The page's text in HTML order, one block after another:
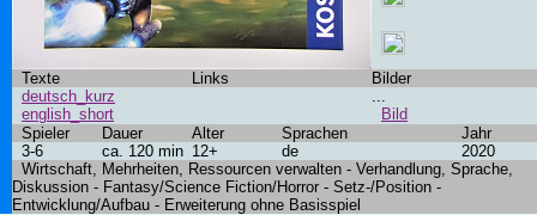
Texte Links
Bilder
deutsch_kurz
english_short
...
Bild
Spieler
Dauer Alter Sprachen
Jahr
3-6
ca. 120 min 12+ de
2020
Wirtschaft, Mehrheiten, Ressourcen verwalten - Verhandlung, Sprache,
Diskussion - Fantasy/Science Fiction/Horror - Setz-/Position -
Entwicklung/Aufbau - Erweiterung ohne Basisspiel